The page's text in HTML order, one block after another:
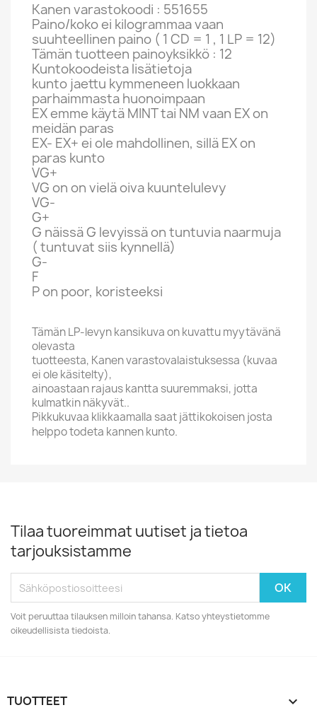
Kanen varastokoodi : 551655
Paino/koko ei kilogrammaa vaan
suuhteellinen paino ( 1 CD = 1 , 1 LP = 12)
Tämän tuotteen painoyksikkö : 12
Kuntokoodeista lisätietoja
kunto jaettu kymmeneen luokkaan
parhaimmasta huonoimpaan
EX emme käytä MINT tai NM vaan EX on
meidän paras
EX- EX+ ei ole mahdollinen, sillä EX on
paras kunto
VG+
VG on on vielä oiva kuuntelulevy
VG-
G+
G näissä G levyissä on tuntuvia naarmuja
( tuntuvat siis kynnellä)
G-
F
P on poor, koristeeksi
Tämän LP-levyn kansikuva on kuvattu myytävänä
olevasta
tuotteesta, Kanen varastovalaistuksessa (kuvaa
ei ole käsitelty),
ainoastaan rajaus kantta suuremmaksi, jotta
kulmatkin näkyvät..
Pikkukuvaa klikkaamalla saat jättikokoisen josta
helppo todeta kannen kunto.
Tilaa tuoreimmat uutiset ja tietoa
tarjouksistamme
Voit peruuttaa tilauksen milloin tahansa. Katso yhteystietomme
oikeudellisista tiedoista.
TUOTTEET 